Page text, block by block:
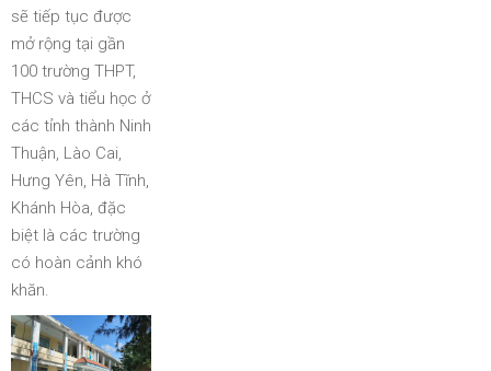
sẽ tiếp tục được
mở rộng tại gần
100 trường THPT,
THCS và tiểu học ở
các tỉnh thành Ninh
Thuận, Lào Cai,
Hưng Yên, Hà Tĩnh,
Khánh Hòa, đặc
biệt là các trường
có hoàn cảnh khó
khăn.